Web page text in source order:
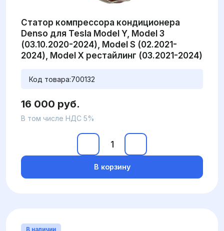
Статор компрессора кондиционера
Denso для Tesla Model Y, Model 3
(03.10.2020-2024), Model S (02.2021-
2024), Model X рестайлинг (03.2021-2024)
Код товара:700132
16 000 руб.
В том числе НДС 5%
В корзину
В наличии